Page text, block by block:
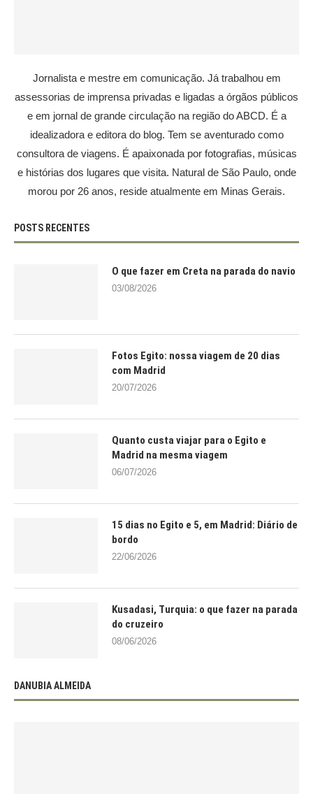
Jornalista e mestre em comunicação. Já trabalhou em
assessorias de imprensa privadas e ligadas a órgãos públicos
e em jornal de grande circulação na região do ABCD. É a
idealizadora e editora do blog. Tem se aventurado como
consultora de viagens. É apaixonada por fotografias, músicas
e histórias dos lugares que visita. Natural de São Paulo, onde
morou por 26 anos, reside atualmente em Minas Gerais.
POSTS RECENTES
O que fazer em Creta na parada do navio
03/08/2026
Fotos Egito: nossa viagem de 20 dias
com Madrid
20/07/2026
Quanto custa viajar para o Egito e
Madrid na mesma viagem
06/07/2026
15 dias no Egito e 5, em Madrid: Diário de
bordo
22/06/2026
Kusadasi, Turquia: o que fazer na parada
do cruzeiro
08/06/2026
DANUBIA ALMEIDA